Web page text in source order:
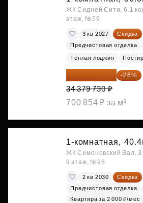
ЖК Сидней Сити, 6.1
этаж, №59
3 кв 2027
Скидка
Предчистовая отделка
Тёплая лоджия
25 441 000 ₽ -26%
34 379 730 ₽
700 854 ₽ за м²
1-комнатная,
ЖК Симоновский Вал, 3
9 этаж, №96
2 кв 2030
Скидка
Предчистовая отделка
Квартира за 2 000 ₽/мес